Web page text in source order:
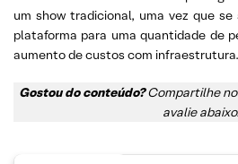
um show tradicional, uma vez que
plataforma para uma quantidade de
aumento de custos com infraestrutura.
Gostou do conteúdo?Compartilhe
avalie